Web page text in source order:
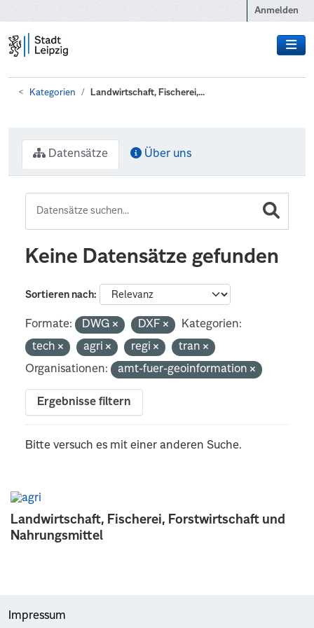
Anmelden
Kategorien Landwirtschaft, Fischerei,...
Landwirtschaft, Fischerei, Forstwirtschaft und
Nahrungsmittel
Datensätze Über uns
Keine Datensätze gefunden
Sortieren nach
Formate: DWG DXF
Kategorien:
tech
agri regi
tran
Organisationen:
amt-fuer-geoinformation
Ergebnisse filtern
Bitte versuch es mit einer anderen Suche.
Impressum